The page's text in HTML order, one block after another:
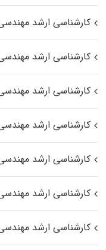
کارشناسی ارشد
کارشناسی ارشد
کارشناسی ارشد
کارشناسی ارشد
کارشناسی ارشد
کارشناسی ارشد
کارشناسی ارشد